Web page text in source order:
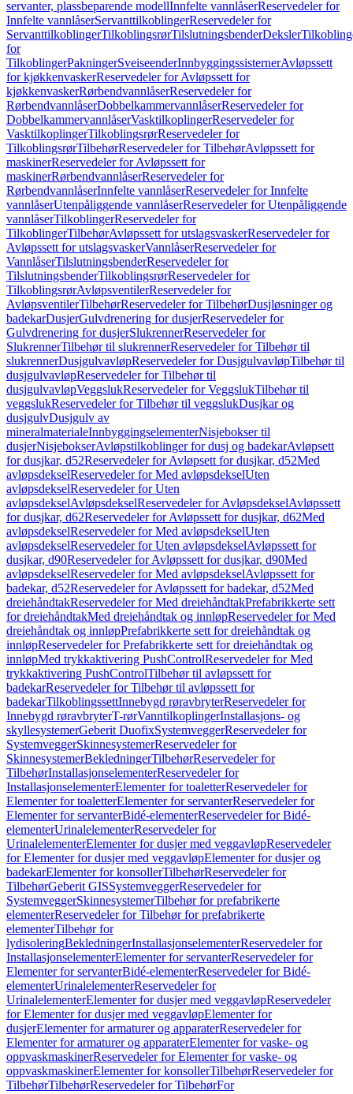
servanter, plassbeparende modellInnfelte vannlåserReservedeler for
Innfelte vannlåserServanttilkoblingerReservedeler for
ServanttilkoblingerTilkoblingsrørTilslutningsbenderDeksler
for
TilkoblingerPakningerSveiseenderInnbyggingssisternerAvløpssett
for kjøkkenvaskerReservedeler for Avløpssett for
kjøkkenvaskerRørbendvannlåserReservedeler for
RørbendvannlåserDobbelkammervannlåserReservedeler for
DobbelkammervannlåserVasktilkoplingerReservedeler for
VasktilkoplingerTilkoblingsrørReservedeler for
TilkoblingsrørTilbehørReservedeler for TilbehørAvløpssett for
maskinerReservedeler for Avløpssett for
maskinerRørbendvannlåserReservedeler for
RørbendvannlåserInnfelte vannlåserReservedeler for Innfelte
vannlåserUtenpåliggende vannlåserReservedeler for Utenpåliggende
vannlåserTilkoblingerReservedeler for
TilkoblingerTilbehørAvløpssett for utslagsvaskerReservedeler for
Avløpssett for utslagsvaskerVannlåserReservedeler for
VannlåserTilslutningsbenderReservedeler for
TilslutningsbenderTilkoblingsrørReservedeler for
TilkoblingsrørAvløpsventilerReservedeler for
AvløpsventilerTilbehørReservedeler for TilbehørDusjløsninger og
badekarDusjerGulvdrenering for dusjerReservedeler for
Gulvdrenering for dusjerSlukrennerReservedeler for
SlukrennerTilbehør til slukrennerReservedeler for Tilbehør til
slukrennerDusjgulvavløpReservedeler for DusjgulvavløpTilbehør til
dusjgulvavløpReservedeler for Tilbehør til
dusjgulvavløpVeggslukReservedeler for VeggslukTilbehør til
veggslukReservedeler for Tilbehør til veggslukDusjkar og
dusjgulvDusjgulv av
mineralmaterialeInnbyggingselementerNisjebokser til
dusjerNisjebokserAvløpstilkoblinger for dusj og badekarAvløpsett
for dusjkar, d52Reservedeler for Avløpsett for dusjkar, d52Med
avløpsdekselReservedeler for Med avløpsdekselUten
avløpsdekselReservedeler for Uten
avløpsdekselAvløpsdekselReservedeler for AvløpsdekselAvløpssett
for dusjkar, d62Reservedeler for Avløpssett for dusjkar, d62Med
avløpsdekselReservedeler for Med avløpsdekselUten
avløpsdekselReservedeler for Uten avløpsdekselAvløpssett for
dusjkar, d90Reservedeler for Avløpssett for dusjkar, d90Med
avløpsdekselReservedeler for Med avløpsdekselAvløpssett for
badekar, d52Reservedeler for Avløpssett for badekar, d52Med
dreiehåndtakReservedeler for Med dreiehåndtakPrefabrikkerte sett
for dreiehåndtakMed dreiehåndtak og innløpReservedeler for Med
dreiehåndtak og innløpPrefabrikkerte sett for dreiehåndtak og
innløpReservedeler for Prefabrikkerte sett for dreiehåndtak og
innløpMed trykkaktivering PushControlReservedeler for Med
trykkaktivering PushControlTilbehør til avløpssett for
badekarReservedeler for Tilbehør til avløpssett for
badekarTilkoblingssettInnebygd røravbryterReservedeler for
Innebygd røravbryterT-rørVanntilkoplingerInstallasjons- og
skyllesystemerGeberit DuofixSystemveggerReservedeler for
SystemveggerSkinnesystemerReservedeler for
SkinnesystemerBekledningerTilbehørReservedeler for
TilbehørInstallasjonselementerReservedeler for
InstallasjonselementerElementer for toaletterReservedeler for
Elementer for toaletterElementer for servanterReservedeler for
Elementer for servanterBidé-elementerReservedeler for Bidé-
elementerUrinalelementerReservedeler for
UrinalelementerElementer for dusjer med veggavløpReservedeler
for Elementer for dusjer med veggavløpElementer for dusjer og
badekarElementer for konsollerTilbehørReservedeler for
TilbehørGeberit GISSystemveggerReservedeler for
SystemveggerSkinnesystemerTilbehør for prefabrikerte
elementerReservedeler for Tilbehør for prefabrikerte
elementerTilbehør for
lydisoleringBekledningerInstallasjonselementerReservedeler for
InstallasjonselementerElementer for servanterReservedeler for
Elementer for servanterBidé-elementerReservedeler for Bidé-
elementerUrinalelementerReservedeler for
UrinalelementerElementer for dusjer med veggavløpReservedeler
for Elementer for dusjer med veggavløpElementer for
dusjerElementer for armaturer og apparaterReservedeler for
Elementer for armaturer og apparaterElementer for vaske- og
oppvaskmaskinerReservedeler for Elementer for vaske- og
oppvaskmaskinerElementer for konsollerTilbehørReservedeler for
TilbehørTilbehørReservedeler for TilbehørFor